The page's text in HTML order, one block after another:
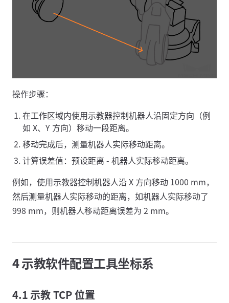
操作步骤：
在工作区域内使用示教器控制机器人沿固定方向（例
如 X、Y 方向）移动一段距离。
移动完成后，测量机器人实际移动距离。
计算误差值：预设距离 - 机器人实际移动距离。
例如，使用示教器控制机器人沿 X 方向移动 1000 mm，
然后测量机器人实际移动的距离，如机器人实际移动了
998 mm，则机器人移动距离误差为 2 mm。
4 示教软件配置工具坐标系
4.1 示教 TCP 位置